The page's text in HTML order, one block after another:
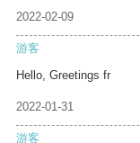
2022-02-09
游客
Hello, Greetings fr
2022-01-31
游客